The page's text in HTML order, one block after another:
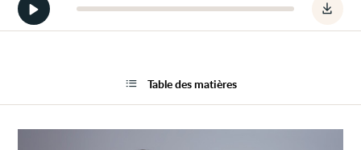
le
Démarrer
la
version
Table des matières